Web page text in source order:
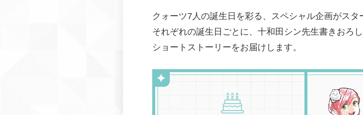
クォーツ7人の誕生日を彩る、スペシャル企画がスタ
それぞれの誕生日ごとに、十和田シン先生書きおろ
ショートストーリーをお届けします。